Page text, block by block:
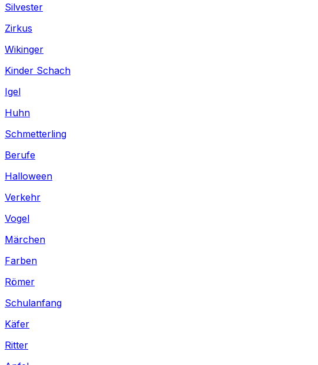
Silvester
Zirkus
Wikinger
Kinder Schach
Igel
Huhn
Schmetterling
Berufe
Halloween
Verkehr
Vogel
Märchen
Farben
Römer
Schulanfang
Käfer
Ritter